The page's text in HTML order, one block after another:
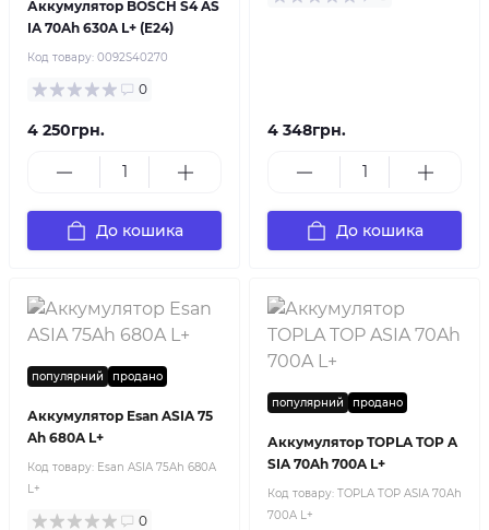
Аккумулятор BOSCH S4 AS
IA 70Ah 630A L+ (E24)
Код товару: 0092S40270
0
4 250грн.
До кошика
4 348грн.
До кошика
популярний продано
Аккумулятор Esan ASIA 75
Ah 680A L+
Код товару: Esan ASIA 75Ah 680A
L+
0
популярний продано
Аккумулятор TOPLA TOP A
SIA 70Ah 700A L+
Код товару: TOPLA TOP ASIA 70Ah
700A L+